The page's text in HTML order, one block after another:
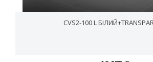
CVS2-100 L